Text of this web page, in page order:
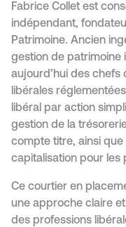
Fabrice Collet est
indépendant,
Patrimoine. Ancien
gestion de patrimoine
aujourd’hui des chefs
libérales
libéral par action
gestion de la
compte titre, ainsi que
capitalisation pour les
Ce courtier en
une approche claire
des professions